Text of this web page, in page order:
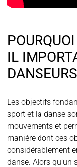
IL
Les objectifs
sport et la danse
mouvements et
manière dont ces
considérablement
danse. Alors qu’un